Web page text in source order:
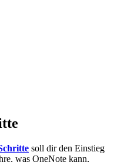
soll dir den Einstieg
was OneNote kann,